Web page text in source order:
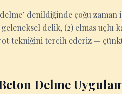
denildiğinde çoğu
geleneksel delik, (2) elmas
tekniğini tercih ederiz —
Delme